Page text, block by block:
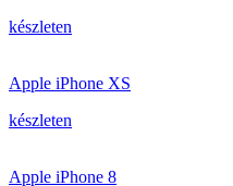
készleten
Apple iPhone XS
készleten
Apple iPhone 8